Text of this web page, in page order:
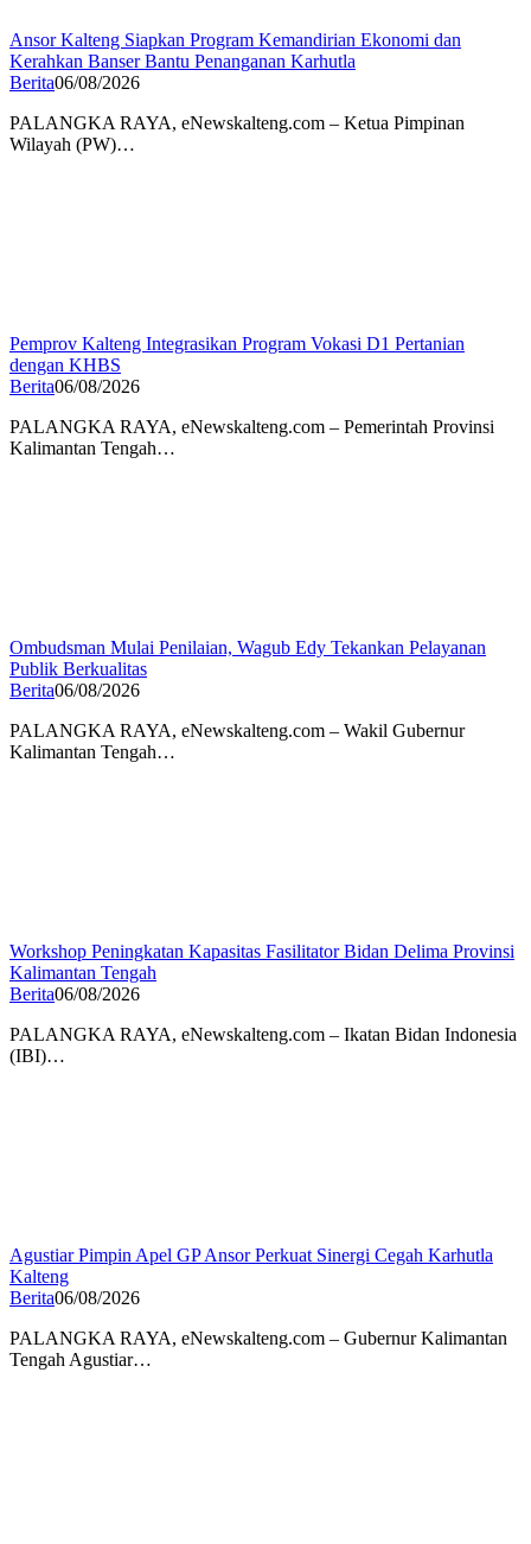
Ansor Kalteng Siapkan Program Kemandirian Ekonomi dan
Kerahkan Banser Bantu Penanganan Karhutla
Berita06/08/2026
PALANGKA RAYA, eNewskalteng.com – Ketua Pimpinan
Wilayah (PW)…
Pemprov Kalteng Integrasikan Program Vokasi D1 Pertanian
dengan KHBS
Berita06/08/2026
PALANGKA RAYA, eNewskalteng.com – Pemerintah Provinsi
Kalimantan Tengah…
Ombudsman Mulai Penilaian, Wagub Edy Tekankan Pelayanan
Publik Berkualitas
Berita06/08/2026
PALANGKA RAYA, eNewskalteng.com – Wakil Gubernur
Kalimantan Tengah…
Workshop Peningkatan Kapasitas Fasilitator Bidan Delima Provinsi
Kalimantan Tengah
Berita06/08/2026
PALANGKA RAYA, eNewskalteng.com – Ikatan Bidan Indonesia
(IBI)…
Agustiar Pimpin Apel GP Ansor Perkuat Sinergi Cegah Karhutla
Kalteng
Berita06/08/2026
PALANGKA RAYA, eNewskalteng.com – Gubernur Kalimantan
Tengah Agustiar…